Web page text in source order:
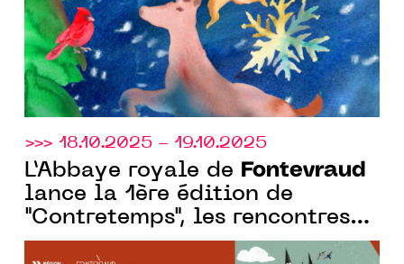
>>> 18.10.2025 - 19.10.2025
L’Abbaye royale de Fontevraud
lance la 1ère édition de
"Contretemps", les rencontres
qui parlent d’Histoire au